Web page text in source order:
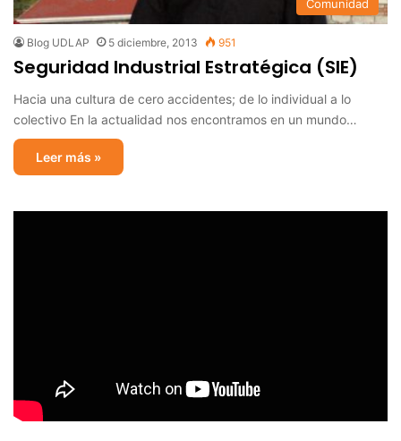
Comunidad
Blog UDLAP 5 diciembre, 2013 951
Seguridad Industrial Estratégica (SIE)
Hacia una cultura de cero accidentes; de lo individual a lo
colectivo En la actualidad nos encontramos en un mundo…
Leer más »